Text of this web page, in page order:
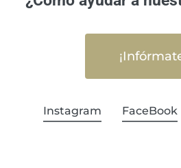
Instagram FaceBook